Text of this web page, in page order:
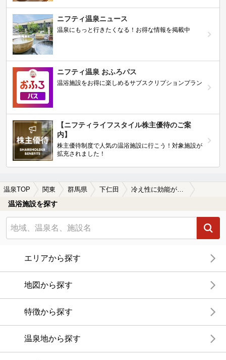
ニフティ温泉ニュース
温泉にもっと行きたくなる！お得な情報を掲載中
ニフティ温泉 おふろパス
温浴施設をお得に楽しめるサブスクリプションプラン
【ニフティライフスタイル株主優待のご案
内】
株主優待制度で人気の温浴施設に行こう！対象施設が
拡充されました！
温泉TOP 関東 群馬県 下仁田 冷え性に効能がある下仁田の温泉、日帰り温泉、スーパー銭湯おすすめ
温浴施設を探す
エリアから探す
地図から探す
特徴から探す
温泉地から探す